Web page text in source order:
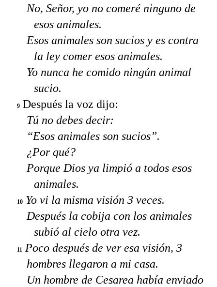
No, Señor, yo no comeré ninguno de
esos animales.
Esos animales son sucios y es contra
la ley comer esos animales.
Yo nunca he comido ningún animal
sucio.
9 Después la voz dijo:
Tú no debes decir:
“Esos animales son sucios”.
¿Por qué?
Porque Dios ya limpió a todos esos
animales.
10 Yo vi la misma visión 3 veces.
Después la cobija con los animales
subió al cielo otra vez.
11 Poco después de ver esa visión, 3
hombres llegaron a mi casa.
Un hombre de Cesarea había enviado